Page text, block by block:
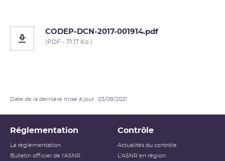
CODEP-DCN-2017-001914.pdf
(PDF - 71.17 Ko )
Date de la dernière mise à jour : 03/09/2021
Réglementation
La réglementation
Bulletin officiel de l'ASNR
Contrôle
Actualités du contrôle
L'ASNR en région